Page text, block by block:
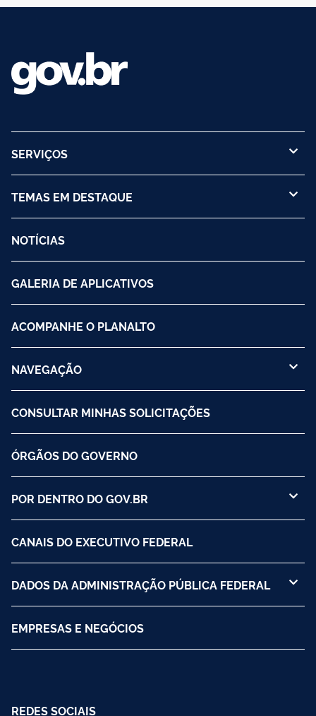
SERVIÇOS
TEMAS EM DESTAQUE
NOTÍCIAS
GALERIA DE APLICATIVOS
ACOMPANHE O PLANALTO
NAVEGAÇÃO
CONSULTAR MINHAS SOLICITAÇÕES
ÓRGÃOS DO GOVERNO
POR DENTRO DO GOV.BR
CANAIS DO EXECUTIVO FEDERAL
DADOS DA ADMINISTRAÇÃO PÚBLICA FEDERAL
EMPRESAS E NEGÓCIOS
REDES SOCIAIS